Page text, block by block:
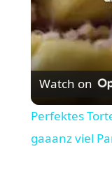
Watch on
Perfektes
gaaanz viel